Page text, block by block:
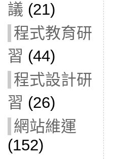
議 (21)
程式教育研
習 (44)
程式設計研
習 (26)
網站維運
(152)